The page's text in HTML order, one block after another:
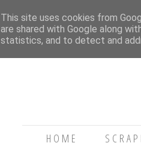
HOME
This site uses cookies from
are shared with Google along
statistics, and to detect and